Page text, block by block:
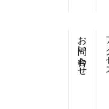
お問い合わせ